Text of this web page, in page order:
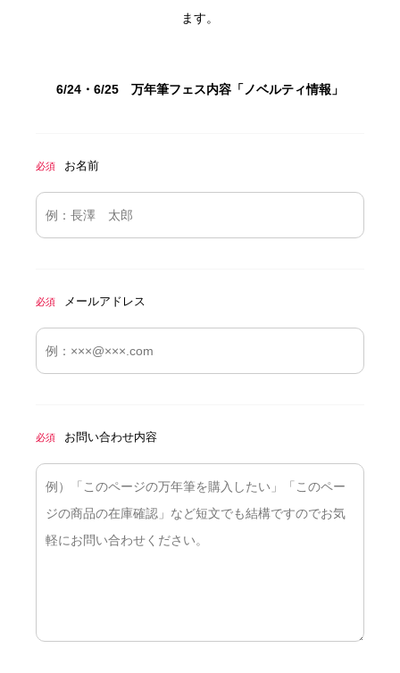
ます。
6/24・6/25 万年筆フェス内容「ノベルティ情報」
必須 お名前
必須 メールアドレス
必須 お問い合わせ内容